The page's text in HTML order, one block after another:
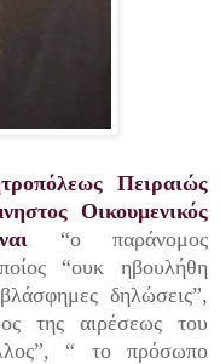
Πειραιώς
Οικουμενικός
“ο παράνομος
“ουκ ηβουλήθη
δηλώσεις”,
της αιρέσεως του
“ το πρόσωπο